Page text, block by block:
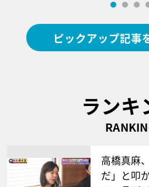
ピックアップ記事
ランキ
高橋真麻
だ」と叩